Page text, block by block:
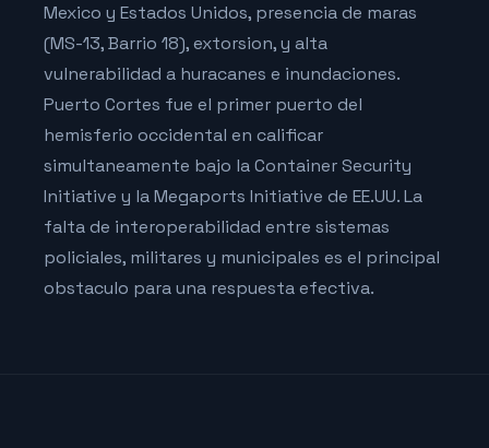
Mexico y Estados Unidos, presencia de maras
(MS-13, Barrio 18), extorsion, y alta
vulnerabilidad a huracanes e inundaciones.
Puerto Cortes fue el primer puerto del
hemisferio occidental en calificar
simultaneamente bajo la Container Security
Initiative y la Megaports Initiative de EE.UU. La
falta de interoperabilidad entre sistemas
policiales, militares y municipales es el principal
obstaculo para una respuesta efectiva.